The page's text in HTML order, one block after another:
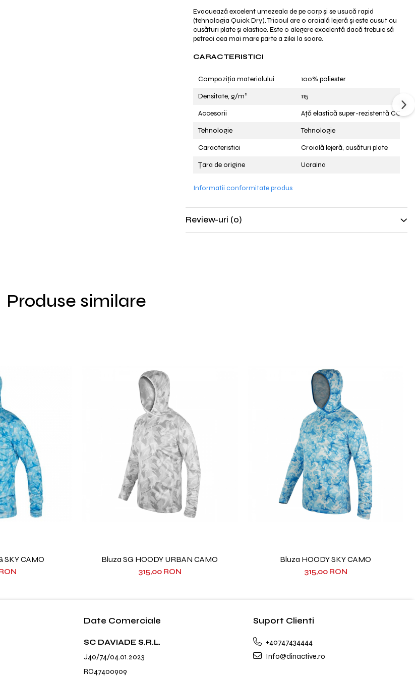
Evacuează excelent umezeala de pe corp și se usucă rapid
(tehnologia Quick Dry). Tricoul are o croială lejeră și este cusut cu
cusături plate și elastice. Este o alegere excelentă dacă trebuie să
petreci cea mai mare parte a zilei la soare.
CARACTERISTICI
Compoziția materialului
100% poliester
Densitate, g/m²
115
Accesorii
Ață elastică super-rezistentă COATS
Tehnologie
Tehnologie
Caracteristici
Croială lejeră, cusături plate
Țara de origine
Ucraina
Informatii conformitate produs
Review-uri (0)
Produse similare
SKY CAMO Bluza SG HOODY URBAN CAMO
315,00 RON
Bluza HOODY SKY CAMO
315,00 RON
Date Comerciale
SC DAVIADE S.R.L.
J40/74/04.01.2023
RO47400909
Suport Clienti
+40747434444
Info@dinactive.ro